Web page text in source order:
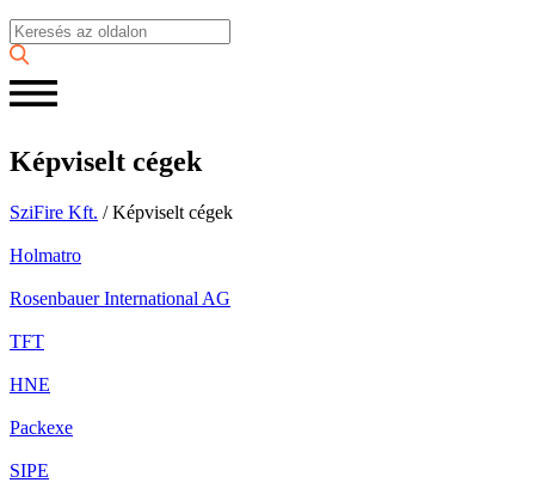
Képviselt cégek
SziFire Kft. /Képviselt cégek
Holmatro
Rosenbauer International AG
TFT
HNE
Packexe
SIPE